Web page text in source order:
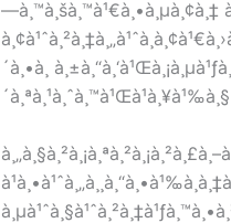
—à¸™à¸šà¸™à¹€à¸•à¸µà¸¢à¸‡
´à¸•à¸
´à¸ªà¸¹à¸ˆà¸™à¹Œà¹à¸¥à¹‰à¸§